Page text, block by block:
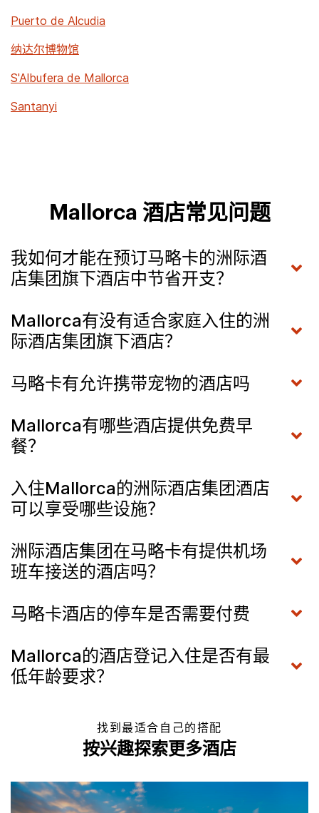
Puerto de Alcudia
纳达尔博物馆
S'Albufera de Mallorca
Santanyi
Mallorca 酒店常见问题
我如何才能在预订马略卡的洲际酒
店集团旗下酒店中节省开支？
Mallorca有没有适合家庭入住的洲
际酒店集团旗下酒店？
马略卡有允许携带宠物的酒店吗
Mallorca有哪些酒店提供免费早
餐？
入住Mallorca的洲际酒店集团酒店
可以享受哪些设施？
洲际酒店集团在马略卡有提供机场
班车接送的酒店吗？
马略卡酒店的停车是否需要付费
Mallorca的酒店登记入住是否有最
低年龄要求？
找到最适合自己的搭配
按兴趣探索更多酒店